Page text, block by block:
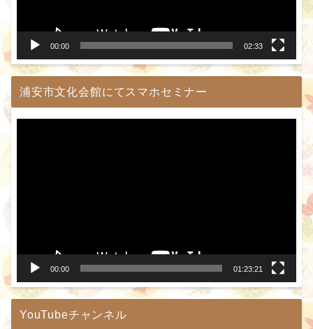
00:00 02:33
浦安市文化会館にてスマホセミナー
00:00 01:23:21
YouTubeチャンネル